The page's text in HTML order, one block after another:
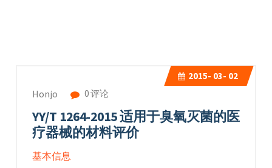
2015- 03- 02
Honjo 0 评论
YY/T 1264-2015 适用于臭氧灭菌的医
疗器械的材料评价
基本信息